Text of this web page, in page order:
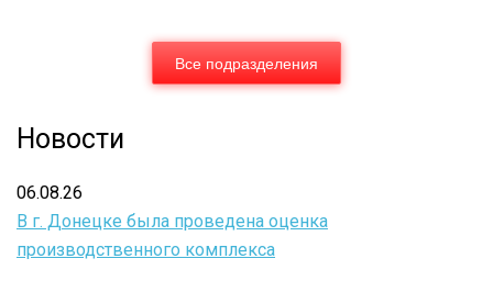
Все подразделения
Новости
06.08.26
В г. Донецке была проведена оценка
производственного комплекса